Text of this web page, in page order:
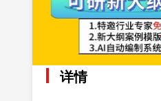
详情